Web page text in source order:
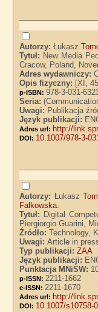
Autorzy:Łukasz
Tytuł: New Media
Cracow, Poland,
Adres wydawniczy:
Opis fizyczny: [XI,
p-ISBN:978-3-031-
Seria:
Uwagi: Publikacja
Język publikacji:
Adres url: http://
DOI: 10.1007/978-3-
Autorzy: Łukasz
Falkowska.
Tytuł: Digital
Piergiorgio Guarini,
Źródło:Technology,
Uwagi:Article in
Typ publikacji:ZAA
Język publikacji:
Punktacja MNiSW:
p-ISSN: 2211-1662
e-ISSN: 2211-1670
Adres url: http://
DOI: 10.1007/s10758-